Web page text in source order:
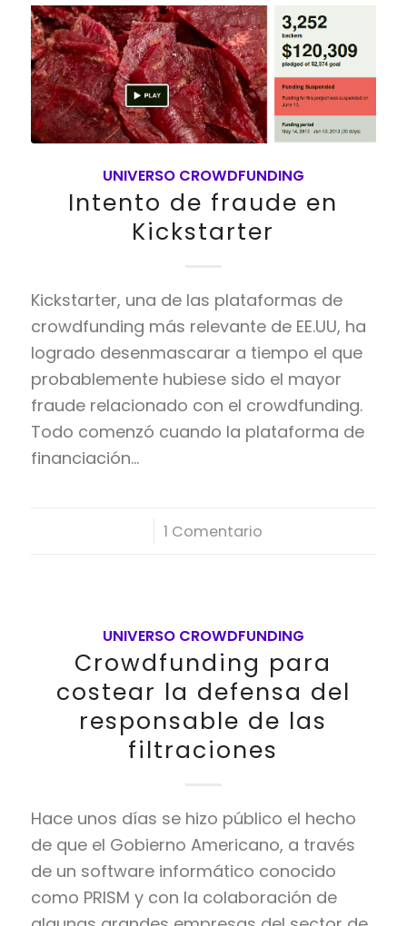
UNIVERSO CROWDFUNDING
Intento de fraude en
Kickstarter
Kickstarter, una de las plataformas de
crowdfunding más relevante de EE.UU, ha
logrado desenmascarar a tiempo el que
probablemente hubiese sido el mayor
fraude relacionado con el crowdfunding.
Todo comenzó cuando la plataforma de
financiación…
1 Comentario
UNIVERSO CROWDFUNDING
Crowdfunding para
costear la defensa del
responsable de las
filtraciones
Hace unos días se hizo público el hecho
de que el Gobierno Americano, a través
de un software informático conocido
como PRISM y con la colaboración de